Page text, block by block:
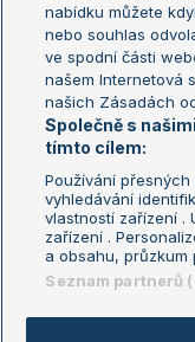
Aktualní trendy
Fotbalové přestupy
Livesport Daily
LS Prague Open
Podmínky užití
GDPR a žurnalistika
Kontakt
nabídku můžete
nebo souhlas
ve spodní části
našem Internetová
našich Zásadách
Společně s
tímto cílem:
Používání
vyhledávání
vlastností zařízení .
zařízení .
a obsahu, průzkum
Seznam partnerů